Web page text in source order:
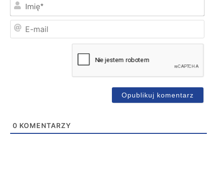
0 KOMENTARZY